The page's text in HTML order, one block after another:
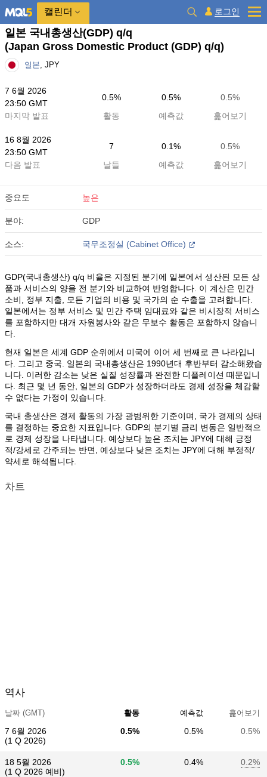
캘린더 로그인
일본 국내총생산(GDP) q/q
(Japan Gross Domestic Product (GDP) q/q)
일본, JPY
7 6월 2026
23:50 GMT
0.5% 0.5%
0.5%
마지막 발표
활동 예측값 훑어보기
16 8월 2026
23:50 GMT
7 0.1%
0.5%
다음 발표
날들 예측값 훑어보기
중요도 높은
분야: GDP
소스: 국무조정실 (Cabinet Office)
GDP(국내총생산) q/q 비율은 지정된 분기에 일본에서 생산된 모든 상
품과 서비스의 양을 전 분기와 비교하여 반영합니다. 이 계산은 민간
소비, 정부 지출, 모든 기업의 비용 및 국가의 순 수출을 고려합니다.
일본에서는 정부 서비스 및 민간 주택 임대료와 같은 비시장적 서비스
를 포함하지만 대개 자원봉사와 같은 무보수 활동은 포함하지 않습니
다.
현재 일본은 세계 GDP 순위에서 미국에 이어 세 번째로 큰 나라입니
다. 그리고 중국. 일본의 국내총생산은 1990년대 후반부터 감소해왔습
니다. 이러한 감소는 낮은 실질 성장률과 완전한 디플레이션 때문입니
다. 최근 몇 년 동안, 일본의 GDP가 성장하더라도 경제 성장을 체감할
수 없다는 가정이 있습니다.
국내 총생산은 경제 활동의 가장 광범위한 기준이며, 국가 경제의 상태
를 결정하는 중요한 지표입니다. GDP의 분기별 금리 변동은 일반적으
로 경제 성장을 나타냅니다. 예상보다 높은 조치는 JPY에 대해 긍정
적/강세로 간주되는 반면, 예상보다 낮은 조치는 JPY에 대해 부정적/
약세로 해석됩니다.
차트
역사
날짜 (GMT) 활동 예측값 훑어보기
7 6월 2026
(1 Q 2026)
0.5% 0.5% 0.5%
18 5월 2026
(1 Q 2026 예비)
0.5% 0.4% 0.2%